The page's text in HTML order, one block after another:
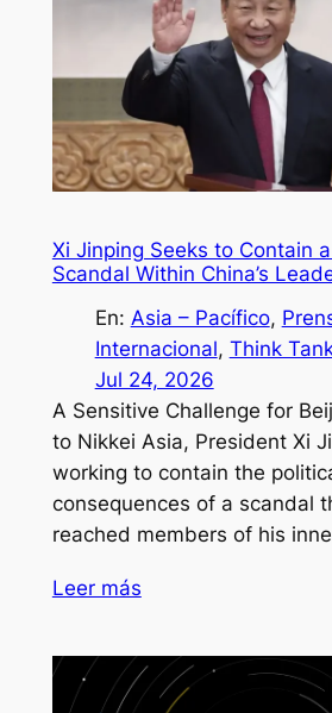
Xi Jinping Seeks to Contain
Scandal Within China’s
En: Asia – Pacífico,
Internacional, Think
Jul 24, 2026
A Sensitive Challenge for
to Nikkei Asia, President Xi
working to contain the
consequences of a scandal
reached members of his
Leer más